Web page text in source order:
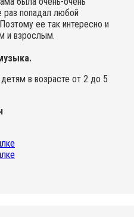
раз попадал любой
ее так интересно и
и взрослым.
в возрасте от 2 до 5